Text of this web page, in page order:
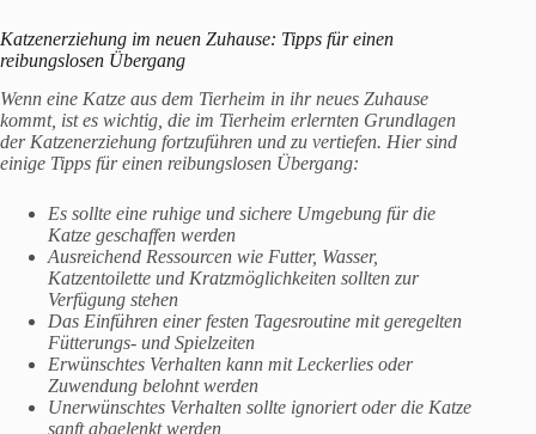
Katzenerziehung im neuen Zuhause: Tipps für einen
reibungslosen Übergang
Wenn eine Katze aus dem Tierheim in ihr neues Zuhause
kommt, ist es wichtig, die im Tierheim erlernten Grundlagen
der Katzenerziehung fortzuführen und zu vertiefen. Hier sind
einige Tipps für einen reibungslosen Übergang:
Es sollte eine ruhige und sichere Umgebung für die
Katze geschaffen werden
Ausreichend Ressourcen wie Futter, Wasser,
Katzentoilette und Kratzmöglichkeiten sollten zur
Verfügung stehen
Das Einführen einer festen Tagesroutine mit geregelten
Fütterungs- und Spielzeiten
Erwünschtes Verhalten kann mit Leckerlies oder
Zuwendung belohnt werden
Unerwünschtes Verhalten sollte ignoriert oder die Katze
sanft abgelenkt werden